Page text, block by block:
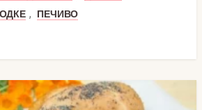
, ПЕЧИВО